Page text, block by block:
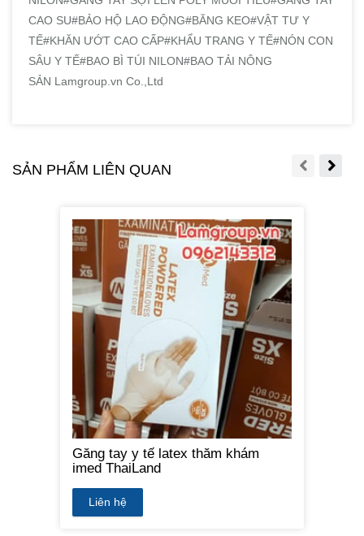
CAO SU#BẢO HỘ LAO ĐỘNG#BĂNG KEO#VẬT TƯ Y
TẾ#KHĂN ƯỚT CAO CẤP#KHẨU TRANG Y TẾ#NÓN CON
SÂU Y TẾ#BAO BÌ TÚI NILON#BAO TẢI NÔNG
SẢN Lamgroup.vn Co.,Ltd
SẢN PHẨM LIÊN QUAN
Găng tay y tế latex thăm khám
imed ThaiLand
Liên hệ